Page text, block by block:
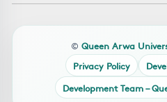
© Queen Arwa
Privacy Policy
Development Team –